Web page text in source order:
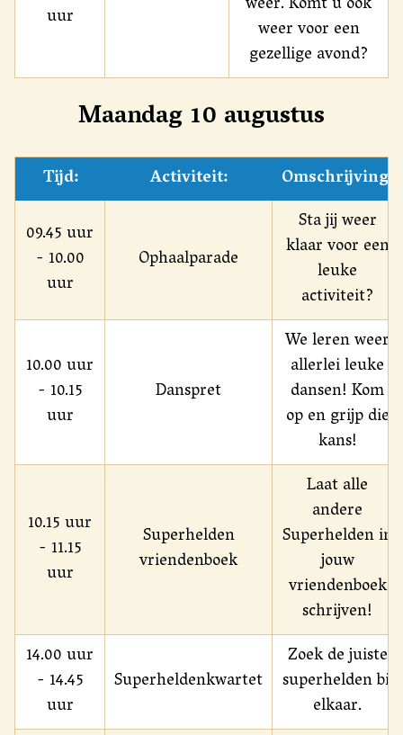
uur
weer voor een
gezellige avond?
Maandag 10 augustus
Tijd: Activiteit:
Omschrijving:
09.45 uur
- 10.00
uur
Ophaalparade
Sta jij weer
klaar voor een
leuke
activiteit?
10.00 uur
- 10.15
uur
Danspret
We leren weer
allerlei leuke
dansen! Kom
op en grijp die
kans!
10.15 uur
- 11.15
uur
Superhelden
vriendenboek
Laat alle
andere
Superhelden in
jouw
vriendenboek
schrijven!
14.00 uur
- 14.45
uur
Superheldenkwartet
Zoek de juiste
superhelden bij
elkaar.